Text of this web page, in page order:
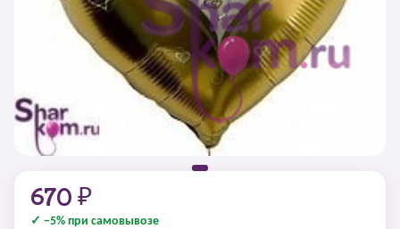
670 ₽
✓ −5% при самовывозе